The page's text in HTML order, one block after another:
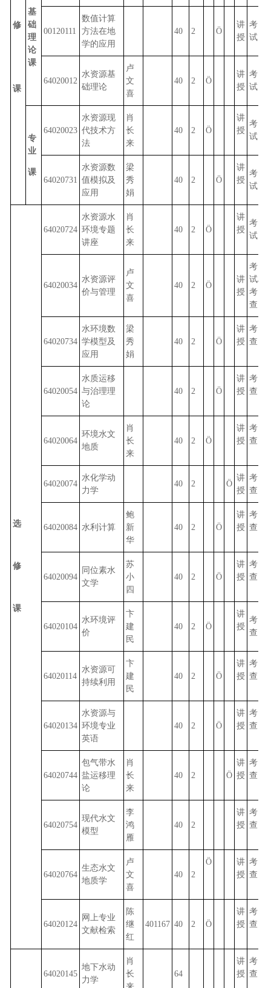
修
课
基
础
理
论
课
00120111
数值计算
方法在地
学的应用
40 2 Ö
讲
授
考
试
64020012
水资源基
础理论
卢
文
喜
40 2 Ö
讲
授
考
试
专
业
课
64020023
水资源现
代技术方
法
肖
长
来
40 2 Ö
讲
授
考
试
64020731
水资源数
值模拟及
应用
梁
秀
娟
40 2 Ö
讲
授
考
试
选
修
课
64020724
水资源水
环境专题
讲座
肖
长
来
40 2 Ö
讲
授
考
试
64020034
水资源评
价与管理
卢
文
喜
40 2 Ö
讲
授
考
试//
考
查
64020734
水环境数
学模型及
应用
梁
秀
娟
40 2 Ö
讲
授
考
查
64020054
水质运移
与治理理
论
40 2 Ö
讲
授
考
查
64020064
环境水文
地质
肖
长
来
40 2 Ö
讲
授
考
查
64020074
水化学动
力学
40 2 Ö
讲
授
考
查
64020084 水利计算
鲍
新
华
40 2 Ö
讲
授
考
查
64020094
同位素水
文学
苏
小
四
40 2 Ö
讲
授
考
查
64020104
水环境评
价
卞
建
民
40 2 Ö
讲
授
考
查
64020114
水资源可
持续利用
卞
建
民
40 2 Ö
讲
授
考
查
64020134
水资源与
环境专业
英语
40 2 Ö
讲
授
考
查
64020744
包气带水
盐运移理
论
肖
长
来
40 2 Ö
讲
授
考
查
64020754
现代水文
模型
李
鸿
雁
40 2
讲
授
考
查
64020764
生态水文
地质学
卢
文
喜
40 2
Ö
讲
授
考
查
64020124
网上专业
文献检索
陈
继
红
401167 40 2 Ö
讲
授
考
查
64020145
地下水动
力学
肖
长
64
讲
授
考
查